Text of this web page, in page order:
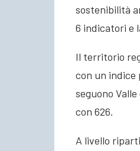
sostenibilità
6 indicatori e
Il territorio
con un indice
seguono
con 626.
A livello